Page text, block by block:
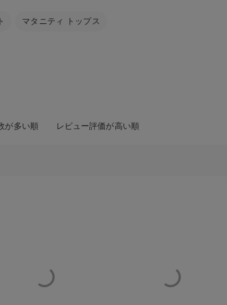
マタニティ トップス
が多い順 レビュー評価が高い順